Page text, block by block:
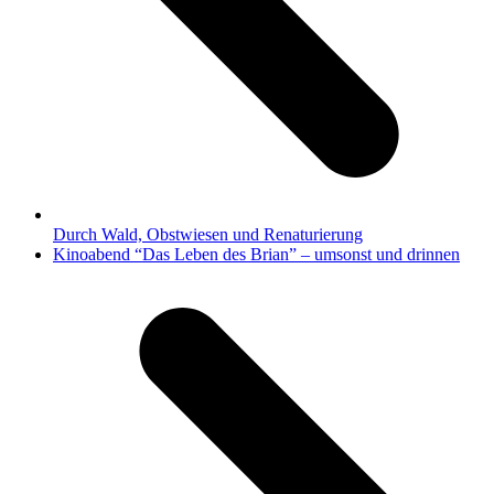
Durch Wald, Obstwiesen und Renaturierung
Nächster
Kinoabend “Das Leben des Brian” – umsonst und drinnen